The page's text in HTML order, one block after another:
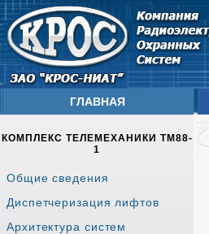
ГЛАВНАЯ
КОМПЛЕКС ТЕЛЕМЕХАНИКИ ТМ88-
1
Общие сведения
Диспетчеризация лифтов
Архитектура систем